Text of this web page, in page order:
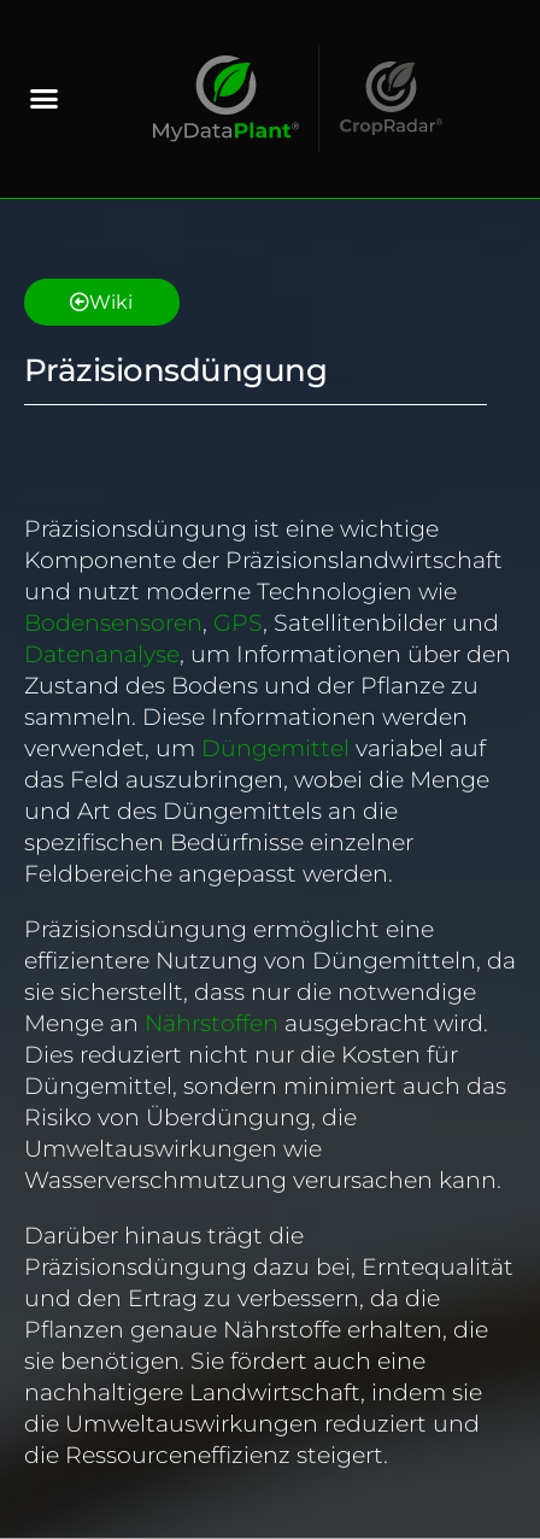
Wiki
Präzisionsdüngung
Präzisionsdüngung ist eine wichtige
Komponente der Präzisionslandwirtschaft
und nutzt moderne Technologien wie
Bodensensoren, GPS, Satellitenbilder und
Datenanalyse, um Informationen über den
Zustand des Bodens und der Pflanze zu
sammeln. Diese Informationen werden
verwendet, um Düngemittel variabel auf
das Feld auszubringen, wobei die Menge
und Art des Düngemittels an die
spezifischen Bedürfnisse einzelner
Feldbereiche angepasst werden.
Präzisionsdüngung ermöglicht eine
effizientere Nutzung von Düngemitteln, da
sie sicherstellt, dass nur die notwendige
Menge an Nährstoffen ausgebracht wird.
Dies reduziert nicht nur die Kosten für
Düngemittel, sondern minimiert auch das
Risiko von Überdüngung, die
Umweltauswirkungen wie
Wasserverschmutzung verursachen kann.
Darüber hinaus trägt die
Präzisionsdüngung dazu bei, Erntequalität
und den Ertrag zu verbessern, da die
Pflanzen genaue Nährstoffe erhalten, die
sie benötigen. Sie fördert auch eine
nachhaltigere Landwirtschaft, indem sie
die Umweltauswirkungen reduziert und
die Ressourceneffizienz steigert.